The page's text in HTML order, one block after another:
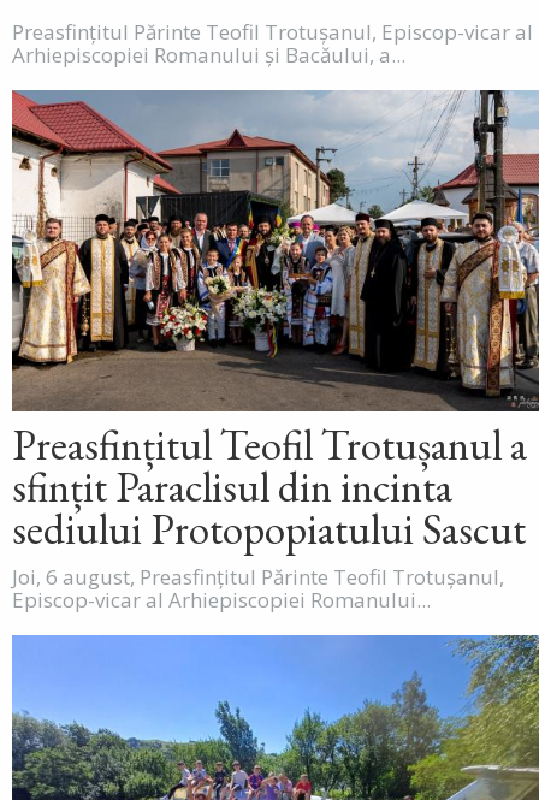
Preasfințitul Părinte Teofil Trotușanul, Episcop-vicar al
Arhiepiscopiei Romanului și Bacăului, a...
Preasfințitul Teofil Trotușanul a
sfințit Paraclisul din incinta
sediului Protopopiatului Sascut
Joi, 6 august, Preasfințitul Părinte Teofil Trotușanul,
Episcop-vicar al Arhiepiscopiei Romanului...